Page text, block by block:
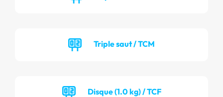
Triple saut / TCM
Disque (1.0 kg) / TCF